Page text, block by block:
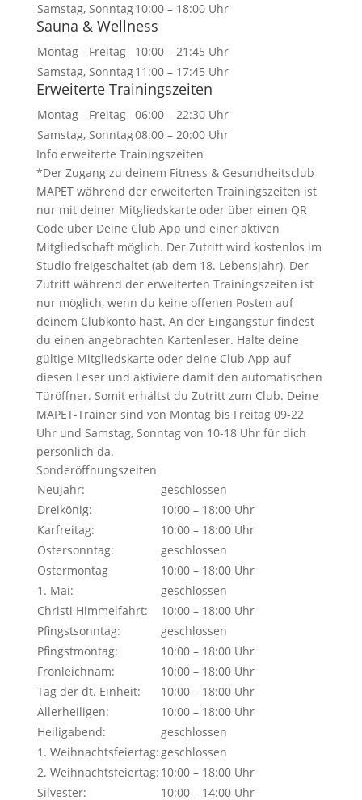
Samstag, Sonntag10:00 – 18:00 Uhr
Sauna & Wellness
Montag - Freitag
10:00 – 21:45 Uhr
Samstag, Sonntag11:00 – 17:45 Uhr
Erweiterte Trainingszeiten
Montag - Freitag 06:00 – 22:30 Uhr
Samstag, Sonntag08:00 – 20:00 Uhr
Info erweiterte Trainingszeiten
*Der Zugang zu deinem Fitness & Gesundheitsclub
MAPET während der erweiterten Trainingszeiten ist
nur mit deiner Mitgliedskarte oder über einen QR
Code über Deine Club App und einer aktiven
Mitgliedschaft möglich. Der Zutritt wird kostenlos im
Studio freigeschaltet (ab dem 18. Lebensjahr). Der
Zutritt während der erweiterten Trainingszeiten ist
nur möglich, wenn du keine offenen Posten auf
deinem Clubkonto hast. An der Eingangstür findest
du einen angebrachten Kartenleser. Halte deine
gültige Mitgliedskarte oder deine Club App auf
diesen Leser und aktiviere damit den automatischen
Türöffner. Somit erhältst du Zutritt zum Club. Deine
MAPET-Trainer sind von Montag bis Freitag 09-22
Uhr und Samstag, Sonntag von 10-18 Uhr für dich
persönlich da.
Sonderöffnungszeiten
Neujahr:
geschlossen
Dreikönig:
10:00 – 18:00 Uhr
Karfreitag:
10:00 – 18:00 Uhr
Ostersonntag:
geschlossen
Ostermontag
10:00 – 18:00 Uhr
1. Mai:
geschlossen
Christi Himmelfahrt:
10:00 – 18:00 Uhr
Pfingstsonntag:
geschlossen
Pfingstmontag:
10:00 – 18:00 Uhr
Fronleichnam:
10:00 – 18:00 Uhr
Tag der dt. Einheit:
10:00 – 18:00 Uhr
Allerheiligen:
10:00 – 18:00 Uhr
Heiligabend:
geschlossen
1. Weihnachtsfeiertag:geschlossen
2. Weihnachtsfeiertag: 10:00 – 18:00 Uhr
Silvester:
10:00 – 14:00 Uhr